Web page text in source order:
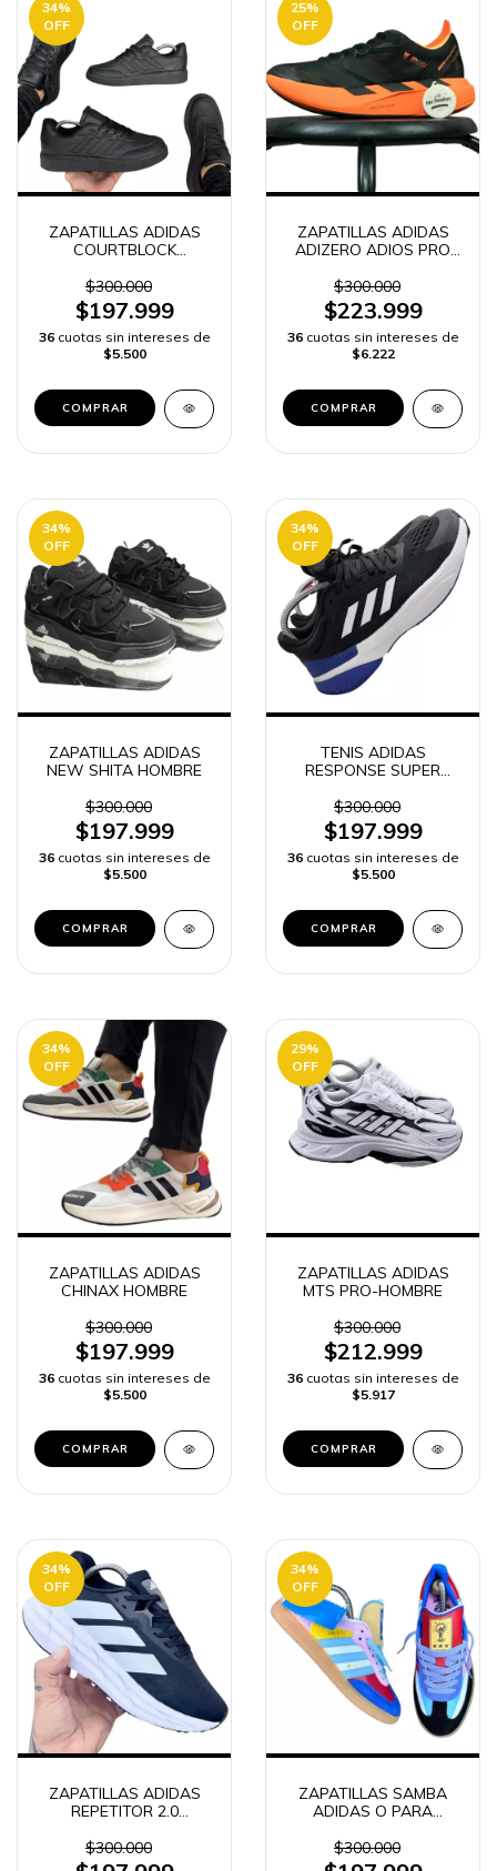
34%
OFF
ZAPATILLAS ADIDAS
COURTBLOCK
HOMBRE | ENVÍO
RÁPIDO -
$300.000
$197.999
36 cuotas sin intereses de
$5.500
COMPRAR
25%
OFF
ZAPATILLAS ADIDAS
ADIZERO ADIOS PRO
HOMBRE -
$300.000
$223.999
36 cuotas sin intereses de
$6.222
COMPRAR
34%
OFF
ZAPATILLAS ADIDAS
NEW SHITA HOMBRE
$300.000
$197.999
36 cuotas sin intereses de
$5.500
COMPRAR
34%
OFF
TENIS ADIDAS
RESPONSE SUPER
$300.000
$197.999
36 cuotas sin intereses de
$5.500
COMPRAR
34%
OFF
ZAPATILLAS ADIDAS
CHINAX HOMBRE
$300.000
$197.999
36 cuotas sin intereses de
$5.500
COMPRAR
29%
OFF
ZAPATILLAS ADIDAS
MTS PRO-HOMBRE
$300.000
$212.999
36 cuotas sin intereses de
$5.917
COMPRAR
34%
OFF
ZAPATILLAS ADIDAS
REPETITOR 2.0
HOMBRE SHOES
$300.000
34%
OFF
ZAPATILLAS SAMBA
ADIDAS O PARA
$300.000